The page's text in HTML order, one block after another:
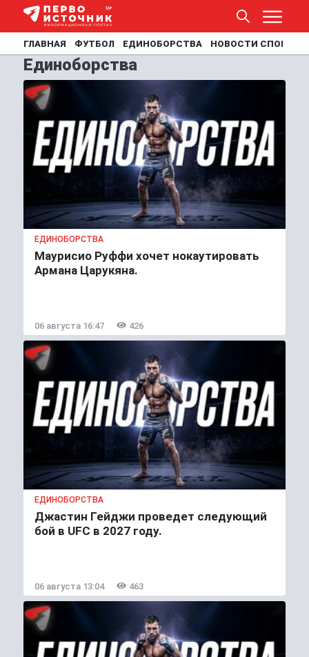
ГЛАВНАЯ ФУТБОЛ ЕДИНОБОРСТВА НОВОСТИ СПОРТА
Единоборства
ЕДИНОБОРСТВА
Маурисио Руффи хочет нокаутировать
Армана Царукяна.
06 августа 16:47 426
ЕДИНОБОРСТВА
Джастин Гейджи проведет следующий
бой в UFC в 2027 году.
06 августа 13:04 463